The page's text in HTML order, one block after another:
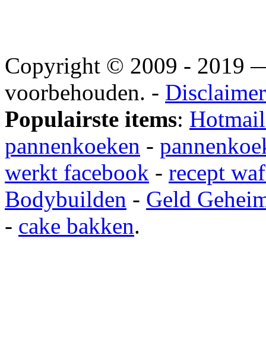
Copyright © 2009 - 2019
voorbehouden. - Disclaimer
Populairste items:
pannenkoeken -
werkt facebook - recept
Bodybuilden - Geld
- cake bakken.